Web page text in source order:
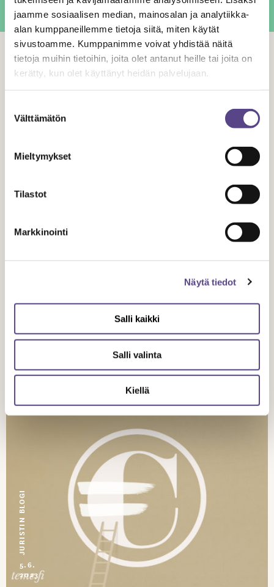
jaamme sosiaalisen median, mainosalan ja analytiikka-
alan kumppaneillemme tietoja siitä, miten käytät
sivustoamme. Kumppanimme voivat yhdistää näitä
tietoja muihin tietoihin, joita olet antanut heille tai joita on
kerätty, kun olet käyttänyt heidän palvelujaan.
valinta
Välttämätön
Mieltymykset
Tilastot
Markkinointi
Näytä tiedot
Salli kaikki
Salli valinta
Kiellä
Kirjoittaja on Temen juristi.
Aiheeseen liittyvät artikkelit
JURISTIN BLOGI
Vaihtelevalla työajalla työskentelevien
oikeuksia parannettu
JURISTIN BLOGI
5.6.
2023